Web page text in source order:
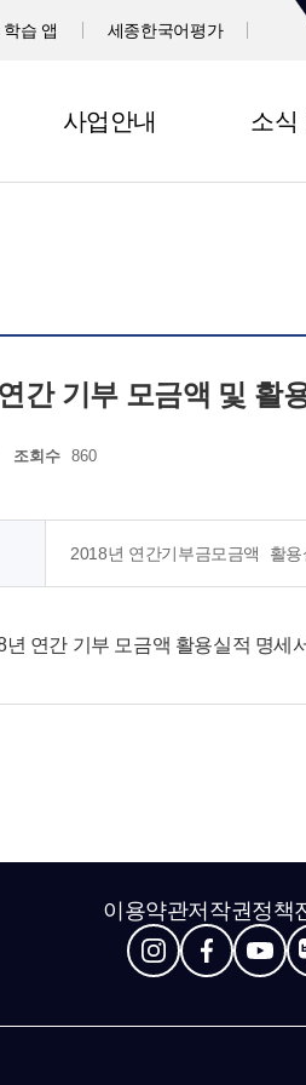
습 앱 세종한국어평가
사업안내 소식
간 기부 모금액 및 활
조회수 860
2018년 연간기부금모금액_활
년 연간 기부 모금액 활용실적 명세
이용약관저작권정책